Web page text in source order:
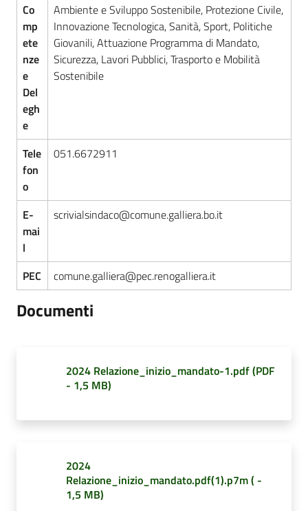
Co
mp
ete
nze
e
Del
egh
e
Ambiente e Sviluppo Sostenibile, Protezione Civile,
Innovazione Tecnologica, Sanità, Sport, Politiche
Giovanili, Attuazione Programma di Mandato,
Sicurezza, Lavori Pubblici, Trasporto e Mobilità
Sostenibile
Tele
fon
o
051.6672911
E-
mai
l
scrivialsindaco@comune.galliera.bo.it
PEC comune.galliera@pec.renogalliera.it
Documenti
2024 Relazione_inizio_mandato-1.pdf(PDF
- 1,5 MB)
2024
Relazione_inizio_mandato.pdf(1).p7m( -
1,5 MB)